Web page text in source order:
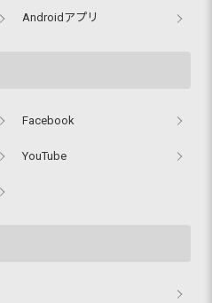
Androidアプリ
Facebook
YouTube